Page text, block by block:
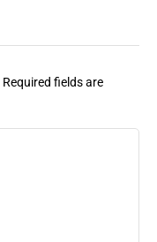
Required fields are